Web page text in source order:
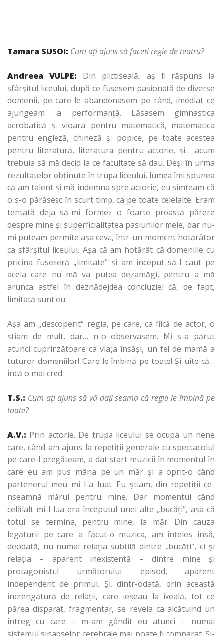
Tamara SUSOI: Cum aţi ajuns să faceţi regie de teatru?
Andreea VULPE: Din plictiseală, aş fi răspuns la
sfârşitul liceului, după ce fusesem pasionată de diverse
domenii, pe care le abandonasem pe rând, imediat ce
ajungeam la performanţă. Lăsasem gimnastica
acrobatică şi vioara pentru matematică, matematica
pentru engleză, chineză şi popice, pe toate acestea
pentru literatură, literatura pentru actorie, şi… acum
trebuia să mă decid la ce facultate să dau. Deşi în urma
rezultatelor obţinute în trupa liceului, lumea îmi spunea
că am talent şi mă îndemna spre actorie, eu simţeam că
o s-o părăsesc în scurt timp, ca pe toate celelalte. Eram
tentată deja să-mi formez o foarte proastă părere
despre mine şi superficialitatea pasiunilor mele, dar nu-
mi puteam permite aşa ceva, într-un moment hotărâtor
ca sfârşitul liceului. Aşa că am hotărât că domeniile cu
pricina fuseseră „limitate“ şi am început să-l caut pe
acela care nu mă va putea dezamăgi, pentru a mă
arunca astfel în deznădejdea concluziei că, de fapt,
limitată sunt eu.
Aşa am „descoperit“ regia, pe care, ca fiică de actor, o
ştiam de mult, dar… n-o observasem. Mi s-a părut
atunci cuprinzătoare ca viaţa însăşi, un fel de mamă a
tuturor domeniilor! Care le îmbină pe toate! Şi uite că…
încă o mai cred.
T.S.: Cum aţi ajuns să vă daţi seama că regia le îmbină pe
toate?
A.V.: Prin actorie. De trupa liceului se ocupa un nene
care, când am ajuns la repetiţii generale cu spectacolul
pe care-l pregăteam, a dat start muzicii în momentul în
care eu am pus mâna pe un măr şi a oprit-o când
partenerul meu mi l-a luat. Eu ştiam, din repetiţii ce-
nseamnă mărul pentru mine. Dar momentul când
celălalt mi-l lua era începutul unei alte „bucăţi“, aşa că
totul se termina, pentru mine, la măr. Din cauza
legăturii pe care a făcut-o muzica, am înţeles însă,
deodată, nu numai relaţia subtilă dintre „bucăţi“, ci şi
relaţia – aparent inexistentă – dintre mine şi
protagonistul următorului episod, aparent
independent de primul. Şi, dintr-odată, prin această
încrengătură de relaţii, care ieşeau la iveală, tot ce
părea disparat, fragmentar, se revela ca alcătuind un
întreg cu care – m-am gândit eu atunci – numai
sistemul sinapselor cerebrale mai poate fi comparat. Şi-